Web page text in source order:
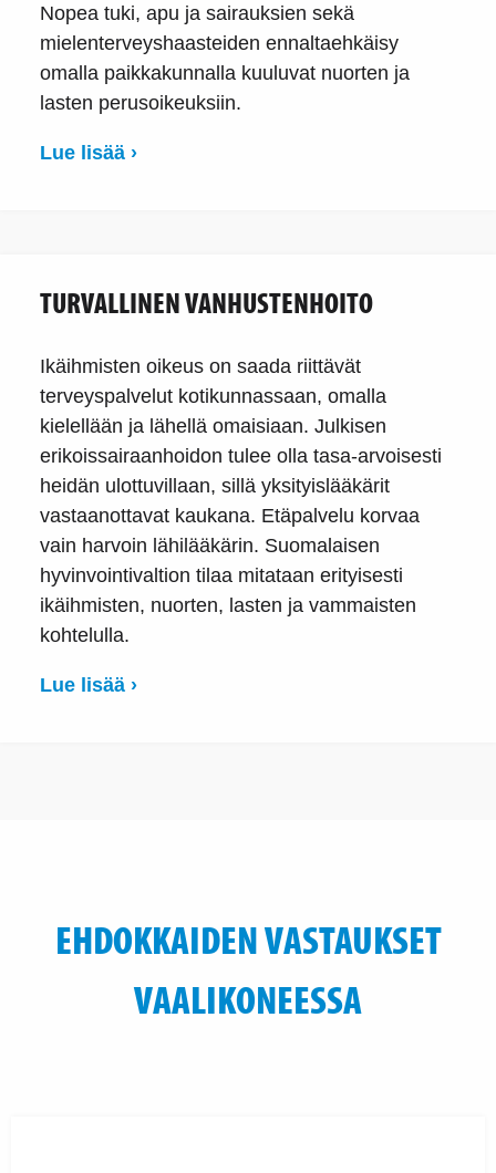
Nopea tuki, apu ja sairauksien sekä
mielenterveyshaasteiden ennaltaehkäisy
omalla paikkakunnalla kuuluvat nuorten ja
lasten perusoikeuksiin.
Lue lisää ›
TURVALLINEN VANHUSTENHOITO
Ikäihmisten oikeus on saada riittävät
terveyspalvelut kotikunnassaan, omalla
kielellään ja lähellä omaisiaan. Julkisen
erikoissairaanhoidon tulee olla tasa-arvoisesti
heidän ulottuvillaan, sillä yksityislääkärit
vastaanottavat kaukana. Etäpalvelu korvaa
vain harvoin lähilääkärin. Suomalaisen
hyvinvointivaltion tilaa mitataan erityisesti
ikäihmisten, nuorten, lasten ja vammaisten
kohtelulla.
Lue lisää ›
EHDOKKAIDEN VASTAUKSET
VAALIKONEESSA